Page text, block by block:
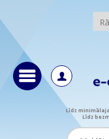
Līdz
Līdz